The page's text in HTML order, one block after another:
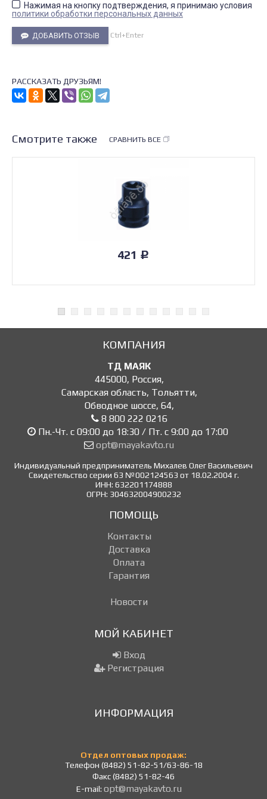
Нажимая на кнопку подтверждения, я принимаю условия
политики обработки персональных данных
ДОБАВИТЬ ОТЗЫВ Ctrl+Enter
РАССКАЗАТЬ ДРУЗЬЯМ!
Смотрите также СРАВНИТЬ ВСЕ
421 Р
КОМПАНИЯ
ТД МАЯК
445000, Россия,
Самарская область, Тольятти,
Обводное шоссе, 64,
8 800 222 0216
Пн.-Чт. с 09:00 до 18:30 / Пт. с 9:00 до 17:00
opt@mayakavto.ru
Индивидуальный предприниматель Михалев Олег Васильевич
Свидетельство серии 63 №002124563 от 18.02.2004 г.
ИНН: 632201174888
ОГРН: 304632004900232
ПОМОЩЬ
Контакты
Доставка
Оплата
Гарантия
Новости
МОЙ КАБИНЕТ
Вход
Регистрация
ИНФОРМАЦИЯ
Отдел оптовых продаж:
Телефон (8482) 51-82-51/63-86-18
Факс (8482) 51-82-46
E-mail: opt@mayakavto.ru